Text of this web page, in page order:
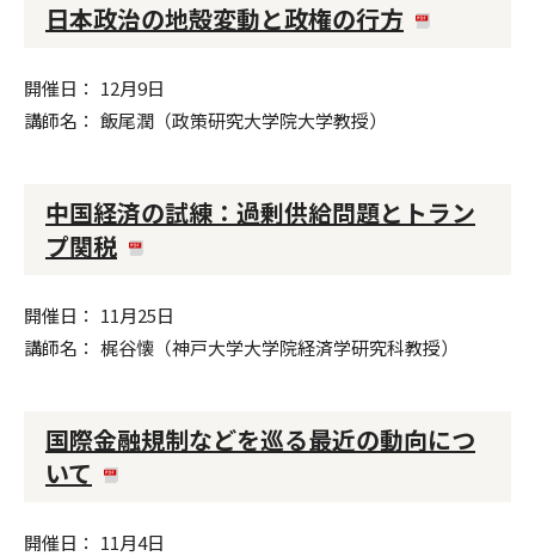
日本政治の地殻変動と政権の行方
開催日
12月9日
講師名
飯尾潤（政策研究大学院大学教授）
中国経済の試練：過剰供給問題とトラン
プ関税
開催日
11月25日
講師名
梶谷懐（神戸大学大学院経済学研究科教授）
国際金融規制などを巡る最近の動向につ
いて
開催日
11月4日